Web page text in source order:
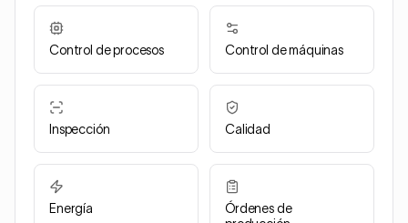
Control de procesos Control de máquinas
Inspección Calidad
Energía
Órdenes de